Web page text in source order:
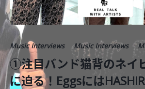
Music Interviews Music Interviews
①注目バンド猫背のネイ
に迫る！Eggsには